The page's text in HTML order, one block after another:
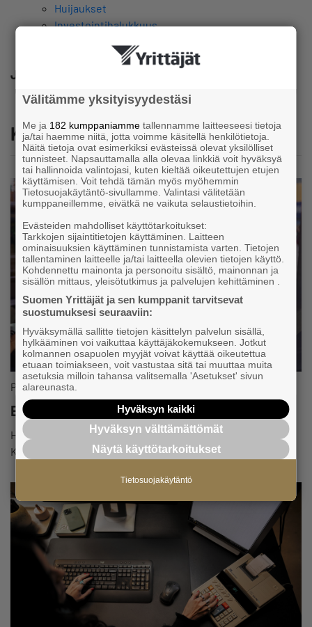
Huijaukset
Investointihalukkuus
Jaa
Katso myös
Palvelut ja edut
Etuja ja alennuksia jäsenille
Hyödynnä kumppaneidemme edut ja tee selvää säästöä.
Katso listaus kaikista eduista!
Välitämme yksityisyydestäsi
Me ja 182 kumppaniamme tallennamme laitteeseesi tietoja
ja/tai haemme niitä, jotta voimme käsitellä henkilötietoja.
Näitä tietoja ovat esimerkiksi evästeissä olevat yksilölliset
tunnisteet. Napsauttamalla alla olevaa linkkiä voit hyväksyä
tai hallinnoida valintojasi, kuten kieltää oikeutettujen etujen
käyttämisen. Voit tehdä tämän myös myöhemmin
Tietosuojakäytäntö-sivullamme. Valintasi välitetään
kumppaneillemme, eivätkä ne vaikuta selaustietoihin.
Evästeiden mahdolliset käyttötarkoitukset:
Tarkkojen sijaintitietojen käyttäminen. Laitteen
ominaisuuksien käyttäminen tunnistamista varten. Tietojen
tallentaminen laitteelle ja/tai laitteella olevien tietojen käyttö.
Kohdennettu mainonta ja personoitu sisältö, mainonnan ja
sisällön mittaus, yleisötutkimus ja palvelujen kehittäminen .
Suomen Yrittäjät ja sen kumppanit tarvitsevat
suostumuksesi seuraaviin:
Hyväksymällä sallitte tietojen käsittelyn palvelun sisällä,
hylkääminen voi vaikuttaa käyttäjäkokemukseen. Jotkut
kolmannen osapuolen myyjät voivat käyttää oikeutettua
etuaan toimiakseen, voit vastustaa sitä tai muuttaa muita
asetuksia milloin tahansa valitsemalla 'Asetukset' sivun
alareunasta.
Hyväksyn kaikki
Hyväksyn välttämättömät
Näytä käyttötarkoitukset
Tietosuojakäytäntö